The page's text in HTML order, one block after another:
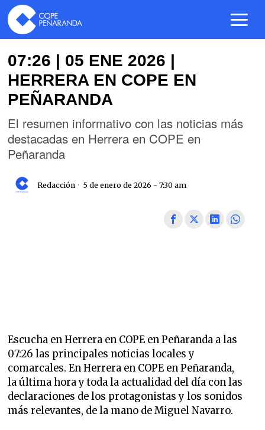
07:26 | 05 ENE 2026 |
HERRERA EN COPE EN
PEÑARANDA
El resumen informativo con las noticias más
destacadas en Herrera en COPE en
Peñaranda
Redacción 5 de enero de 2026 - 7:30 am
Escucha en Herrera en COPE en Peñaranda a las
07:26 las principales noticias locales y
comarcales. En Herrera en COPE en Peñaranda,
la última hora y toda la actualidad del día con las
declaraciones de los protagonistas y los sonidos
más relevantes, de la mano de Miguel Navarro.